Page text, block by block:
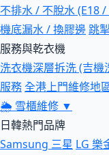
不排水 / 不脫水 (E18 /
機底漏水 / 換膠邊跳
服務與乾衣機
洗衣機深層拆洗 (吉機
服務全港上門維修地
🌦 雪櫃維修 ▼
日韓熱門品牌
Samsung 三星 LG 樂